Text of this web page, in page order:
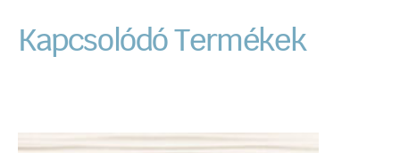
Kapcsolódó Termékek